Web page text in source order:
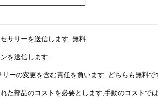
サリーを送信します. 無料.
を送信します.
ーの変更を含む責任を負います. どちらも無料で
た部品のコストを必要とします,手動のコストで